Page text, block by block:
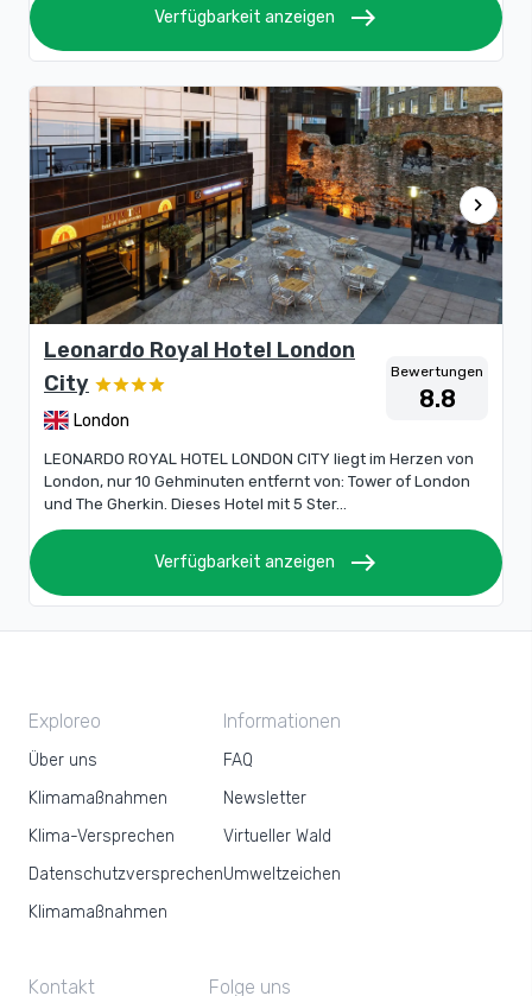
Verfügbarkeit anzeigen east
chevron_right
Leonardo Royal Hotel London
City
London
Bewertungen
8.8
LEONARDO ROYAL HOTEL LONDON CITY liegt im Herzen von
London, nur 10 Gehminuten entfernt von: Tower of London
und The Gherkin. Dieses Hotel mit 5 Ster...
Verfügbarkeit anzeigen east
Exploreo
Über uns
Klimamaßnahmen
Klima-Versprechen
Datenschutzversprechen
Klimamaßnahmen
Informationen
FAQ
Newsletter
Virtueller Wald
Umweltzeichen
Kontakt Folge uns